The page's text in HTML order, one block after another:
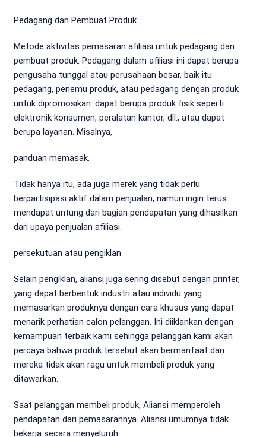
Pedagang dan Pembuat Produk
Metode aktivitas pemasaran afiliasi untuk pedagang dan
pembuat produk. Pedagang dalam afiliasi ini dapat berupa
pengusaha tunggal atau perusahaan besar, baik itu
pedagang, penemu produk, atau pedagang dengan produk
untuk dipromosikan. dapat berupa produk fisik seperti
elektronik konsumen, peralatan kantor, dll., atau dapat
berupa layanan. Misalnya,
panduan memasak.
Tidak hanya itu, ada juga merek yang tidak perlu
berpartisipasi aktif dalam penjualan, namun ingin terus
mendapat untung dari bagian pendapatan yang dihasilkan
dari upaya penjualan afiliasi.
persekutuan atau pengiklan
Selain pengiklan, aliansi juga sering disebut dengan printer,
yang dapat berbentuk industri atau individu yang
memasarkan produknya dengan cara khusus yang dapat
menarik perhatian calon pelanggan. Ini diiklankan dengan
kemampuan terbaik kami sehingga pelanggan kami akan
percaya bahwa produk tersebut akan bermanfaat dan
mereka tidak akan ragu untuk membeli produk yang
ditawarkan.
Saat pelanggan membeli produk, Aliansi memperoleh
pendapatan dari pemasarannya. Aliansi umumnya tidak
bekerja secara menyeluruh